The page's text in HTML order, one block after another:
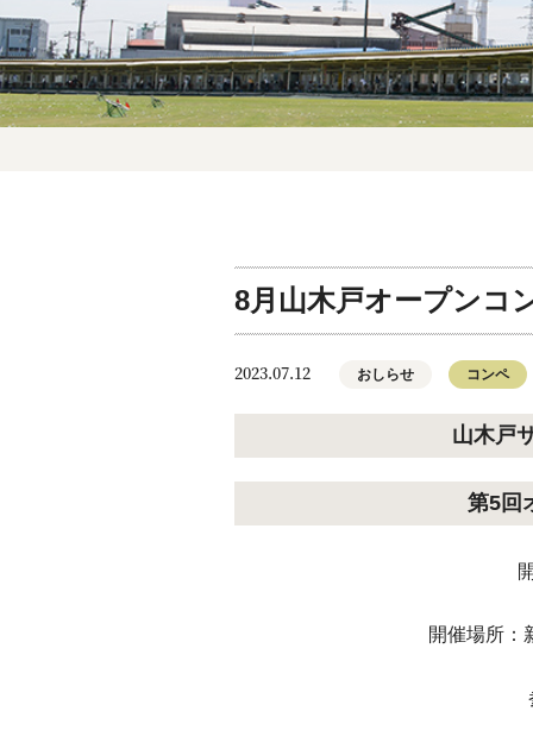
8月山木戸オープンコ
2023.07.12 おしらせ コンペ
山木戸
第5回
開催場所：